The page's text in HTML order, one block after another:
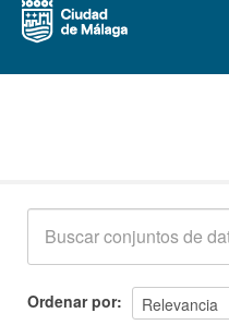
Ordenar por